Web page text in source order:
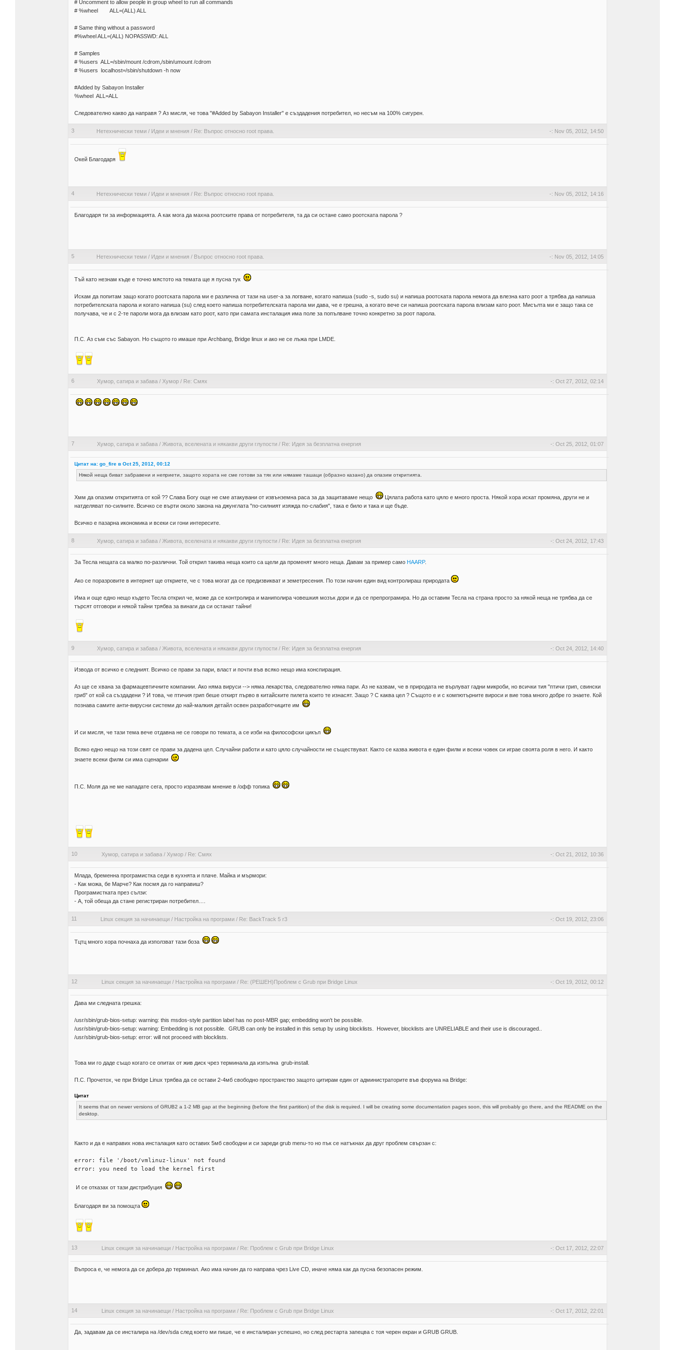
# Uncomment to allow people in group wheel to run all commands
# %wheel ALL=(ALL) ALL
# Same thing without a password
#%wheel ALL=(ALL) NOPASSWD: ALL
# Samples
# %users ALL=/sbin/mount /cdrom,/sbin/umount /cdrom
# %users localhost=/sbin/shutdown -h now
#Added by Sabayon Installer
%wheel ALL=ALL
Следователно какво да направя ? Аз мисля, че това "#Added by Sabayon Installer" е създадения потребител, но несъм на 100% сигурен.
3 Нетехнически теми / Идеи и мнения / Re: Въпрос относно root права. -: Nov 05, 2012, 14:50
Окей Благодаря
4 Нетехнически теми / Идеи и мнения / Re: Въпрос относно root права. -: Nov 05, 2012, 14:16
Благодаря ти за информацията. А как мога да махна роотските права от потребителя, та да си остане само роотската парола ?
5 Нетехнически теми / Идеи и мнения / Въпрос относно root права. -: Nov 05, 2012, 14:05
Тъй като незнам къде е точно мястото на темата ще я пусна тук
Искам да попитам защо когато роотската парола ми е различна от тази на user-а за логване, когато напиша (sudo -s, sudo su) и напиша роотската парола немога да влезна като роот а трябва да напиша
потребителската парола и когато напиша (su) след което напиша потребителската парола ми дава, че е грешна, а когато вече си напиша роотската парола влизам като роот. Мисълта ми е защо така се
получава, че и с 2-те пароли мога да влизам като роот, като при самата инсталация има поле за попълване точно конкретно за роот парола.
П.С. Аз съм със Sabayon. Но същото го имаше при Archbang, Bridge linux и ако не се лъжа при LMDE.
6 Хумор, сатира и забава / Хумор / Re: Смях -: Oct 27, 2012, 02:14
7 Хумор, сатира и забава / Живота, вселената и някакви други глупости / Re: Идея за безплатна енергия -: Oct 25, 2012, 01:07
Цитат на: go_fire в Oct 25, 2012, 00:12
Някой неща биват забравени и неприети, защото хората не сме готови за тях или нямаме ташаци (образно казано) да опазим откритията.
Хмм да опазим откритията от кой ?? Слава Богу още не сме атакувани от извънземна раса за да защитаваме нещо
Цялата работа като цяло е много проста. Някой хора искат промяна, други не и
натделяват по-силните. Всичко се върти около закона на джунглата "по-силният изяжда по-слабия", така е било и така и ще бъде.
Всичко е пазарна икономика и всеки си гони интересите.
8 Хумор, сатира и забава / Живота, вселената и някакви други глупости / Re: Идея за безплатна енергия -: Oct 24, 2012, 17:43
За Тесла нещата са малко по-различни. Той открил такива неща които са щели да променят много неща. Давам за пример само HAARP.
Ако се поразровите в интернет ще откриете, че с това могат да се предизвикват и земетресения. По този начин един вид контролираш природата
Има и още едно нещо където Тесла открил че, може да се контролира и маниполира човешкия мозък дори и да се препрограмира. Но да оставим Тесла на страна просто за някой неща не трябва да се
търсят отговори и някой тайни трябва за винаги да си останат тайни!
9 Хумор, сатира и забава / Живота, вселената и някакви други глупости / Re: Идея за безплатна енергия -: Oct 24, 2012, 14:40
Извода от всичко е следният. Всичко се прави за пари, власт и почти във всяко нещо има конспирация.
Аз ще се хвана за фармацевтичните компании. Ако няма вируси --> няма лекарства, следователно няма пари. Аз не казвам, че в природата не върлуват гадни микроби, но всички тия "птичи грип, свински
гриб" от кой са създадени ? И това, че птичия грип беше откирт първо в китайските пилета които те изнасят. Защо ? С каква цел ? Същото е и с компютърните вироси и вие това много добре го знаете. Кой
познава самите анти-вирусни системи до най-малкия детайл освен разработчиците им
И си мисля, че тази тема вече отдавна не се говори по темата, а се изби на философски цикъл
Всяко едно нещо на този свят се прави за дадена цел. Случайни работи и като цяло случайности не съществуват. Както се казва живота е един филм и всеки човек си играе своята роля в него. И както
знаете всеки филм си има сценарии
П.С. Моля да не ме нападате сега, просто изразявам мнение в /офф топика
10 Хумор, сатира и забава / Хумор / Re: Смях -: Oct 21, 2012, 10:36
Млада, бременна програмистка седи в кухнята и плаче. Майка и мърмори:
- Как можа, бе Марче? Как посмя да го направиш?
Програмистката през сълзи:
- А, той обеща да стане регистриран потребител….
11 Linux секция за начинаещи / Настройка на програми / Re: BackTrack 5 r3 -: Oct 19, 2012, 23:06
Тцтц много хора почнаха да използват тази боза
12 Linux секция за начинаещи / Настройка на програми / Re: (РЕШЕН)Проблем с Grub при Bridge Linux -: Oct 19, 2012, 00:12
Дава ми следната грешка:
/usr/sbin/grub-bios-setup: warning: this msdos-style partition label has no post-MBR gap; embedding won't be possible.
/usr/sbin/grub-bios-setup: warning: Embedding is not possible. GRUB can only be installed in this setup by using blocklists. However, blocklists are UNRELIABLE and their use is discouraged..
/usr/sbin/grub-bios-setup: error: will not proceed with blocklists.
Това ми го даде също когато се опитах от жив диск чрез терминала да изпълна grub-install.
П.С. Прочетох, че при Bridge Linux трябва да се остави 2-4мб свободно пространство защото цитирам един от администраторите във форума на Bridge:
Цитат
It seems that on newer versions of GRUB2 a 1-2 MB gap at the beginning (before the first partition) of the disk is required. I will be creating some documentation pages soon, this will probably go there, and the README on the
desktop.
Както и да е направих нова инсталация като оставих 5мб свободни и си зареди grub menu-то но пък се натъкнах да друг проблем свързан с:
error: file '/boot/vmlinuz-linux' not found
error: you need to load the kernel first
И се отказах от тази дистрибуция
Благодаря ви за помощта
13 Linux секция за начинаещи / Настройка на програми / Re: Проблем с Grub при Bridge Linux -: Oct 17, 2012, 22:07
Въпроса е, че немога да се добера до терминал. Ако има начин да го направа чрез Live CD, иначе няма как да пусна безопасен режим.
14 Linux секция за начинаещи / Настройка на програми / Re: Проблем с Grub при Bridge Linux -: Oct 17, 2012, 22:01
Да, задавам да се инсталира на /dev/sda след което ми пише, че е инсталиран успешно, но след рестарта запецва с тоя черен екран и GRUB GRUB.